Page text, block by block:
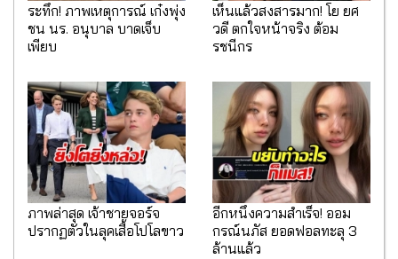
ระทึก! ภาพเหตุการณ์ เก๋งพุ่ง
ชน นร. อนุบาล บาดเจ็บ
เพียบ
เห็นแล้วสงสารมาก! โย ยศ
วดี ตกใจหน้าจริง ต้อม
รชนีกร
ภาพล่าสุด เจ้าชายจอร์จ
ปรากฏตัวในลุคเสื้อโปโลขาว
อีกหนึ่งความสำเร็จ! ออม
กรณ์นภัส ยอดฟอลทะลุ 3
ล้านแล้ว